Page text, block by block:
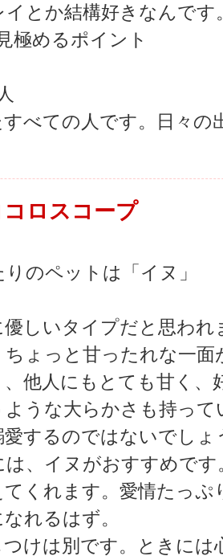
イとか結構好きなんです
極めるポイント
べての人です。日々の
ロスコープ
のペットは「イヌ」
しいタイプだと思わ
ちょっと甘ったれな一
他人にもとても甘く、
ような大らかさも持っ
愛するのではないでしょ
、イヌがおすすめで
くれます。愛情たっぷ
れるはず。
けは別です。ときには